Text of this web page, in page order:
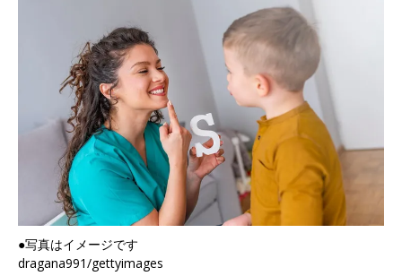
●写真はイメージです
dragana991/gettyimages